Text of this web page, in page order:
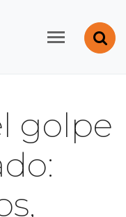
golpe